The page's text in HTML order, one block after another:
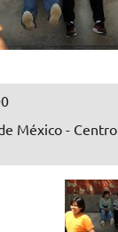
México - Centro